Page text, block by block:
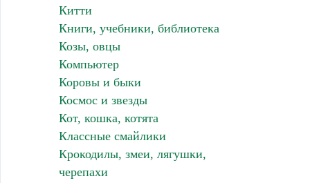
Китти
Книги, учебники, библиотека
Козы, овцы
Компьютер
Коровы и быки
Космос и звезды
Кот, кошка, котята
Классные смайлики
Крокодилы, змеи, лягушки,
черепахи